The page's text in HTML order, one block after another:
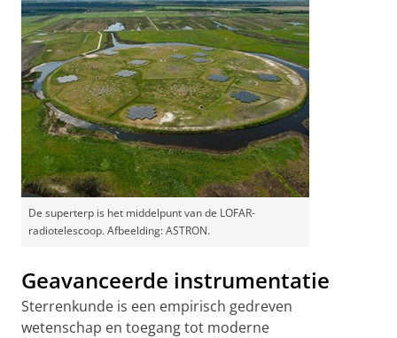
De superterp is het middelpunt van de LOFAR-
radiotelescoop. Afbeelding: ASTRON.
Geavanceerde instrumentatie
Sterrenkunde is een empirisch gedreven
wetenschap en toegang tot moderne